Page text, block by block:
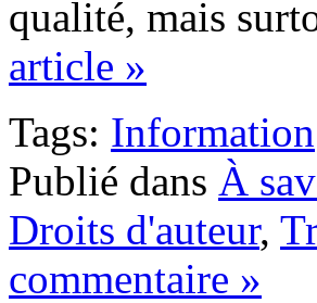
qualité, mais
article »
Tags: Information
Publié dans À
Droits d'auteur,
commentaire »